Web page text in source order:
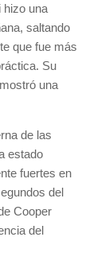
hizo una
saltando
que fue más
Su
una
de las
estado
fuertes en
del
Cooper
del